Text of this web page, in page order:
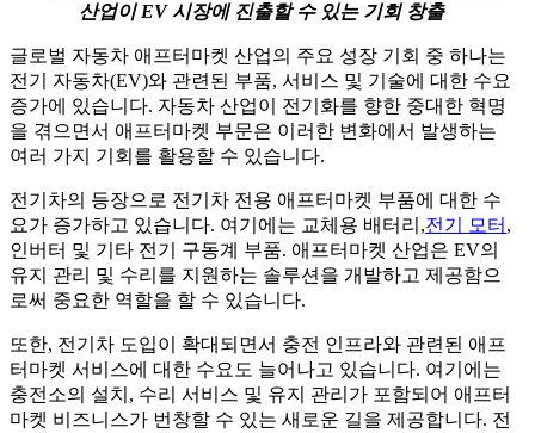
산업이 EV 시장에 진출할 수 있는 기회 창출
글로벌 자동차 애프터마켓 산업의 주요 성장 기회 중 하나는
전기 자동차(EV)와 관련된 부품, 서비스 및 기술에 대한 수요
증가에 있습니다. 자동차 산업이 전기화를 향한 중대한 혁명
을 겪으면서 애프터마켓 부문은 이러한 변화에서 발생하는
여러 가지 기회를 활용할 수 있습니다.
전기차의 등장으로 전기차 전용 애프터마켓 부품에 대한 수
요가 증가하고 있습니다. 여기에는 교체용 배터리,전기 모터 ,
인버터 및 기타 전기 구동계 부품. 애프터마켓 산업은 EV의
유지 관리 및 수리를 지원하는 솔루션을 개발하고 제공함으
로써 중요한 역할을 할 수 있습니다.
또한, 전기차 도입이 확대되면서 충전 인프라와 관련된 애프
터마켓 서비스에 대한 수요도 늘어나고 있습니다. 여기에는
충전소의 설치, 수리 서비스 및 유지 관리가 포함되어 애프터
마켓 비즈니스가 번창할 수 있는 새로운 길을 제공합니다. 전